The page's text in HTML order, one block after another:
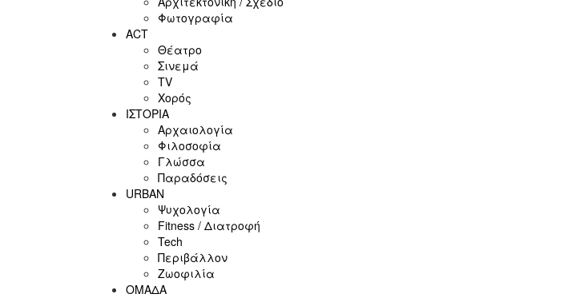
Φωτογραφία
ACT
Θέατρο
Σινεμά
ΤV
Χορός
ΙΣΤΟΡΙΑ
Αρχαιολογία
Φιλοσοφία
Γλώσσα
Παραδόσεις
URBAN
Ψυχολογία
Fitness / Διατροφή
Tech
Περιβάλλον
Ζωοφιλία
ΟΜΑΔΑ